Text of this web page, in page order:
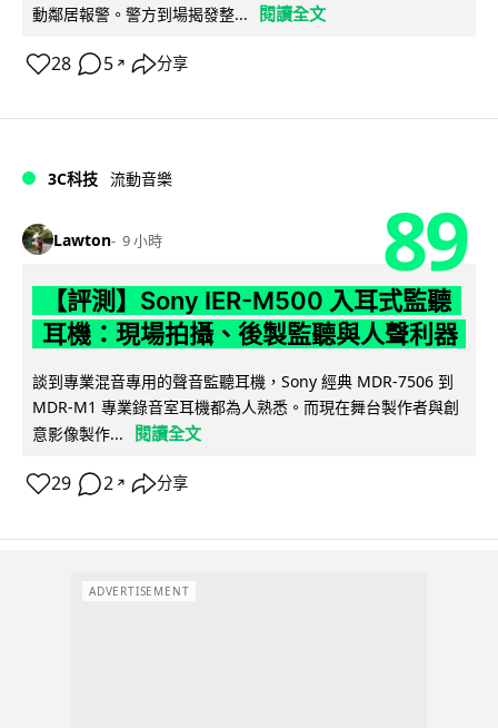
動鄰居報警。警方到場揭發整...
閱讀全文
28 5 ↗ 分享
3C科技 流動音樂
Lawton 9 小時 89
【評測】Sony IER-M500 入耳式監聽
耳機：現場拍攝、後製監聽與人聲利器
談到專業混音專用的聲音監聽耳機，Sony 經典 MDR-7506 到
MDR-M1 專業錄音室耳機都為人熟悉。而現在舞台製作者與創
意影像製作...
閱讀全文
29 2 ↗ 分享
ADVERTISEMENT